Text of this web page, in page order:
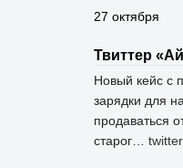
27 октября
Новый кейс с
зарядки для
продаваться
старог…